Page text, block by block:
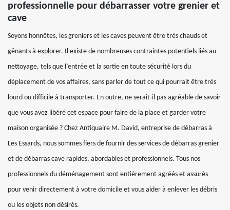
professionnelle pour débarrasser votre grenier et
cave
Soyons honnêtes, les greniers et les caves peuvent être très chauds et
gênants à explorer. Il existe de nombreuses contraintes potentiels liés au
nettoyage, tels que l’entrée et la sortie en toute sécurité lors du
déplacement de vos affaires, sans parler de tout ce qui pourrait être très
lourd ou difficile à transporter. En outre, ne serait-il pas agréable de savoir
que vous avez libéré cet espace pour faire de la place et garder votre
maison organisée ? Chez Antiquaire M. David, entreprise de débarras à
Les Essards, nous sommes fiers de fournir des services de débarras grenier
et de débarras cave rapides, abordables et professionnels. Tous nos
professionnels du déménagement sont entièrement agréés et assurés
pour venir directement à votre domicile et vous aider à enlever les débris
ou les objets non désirés.